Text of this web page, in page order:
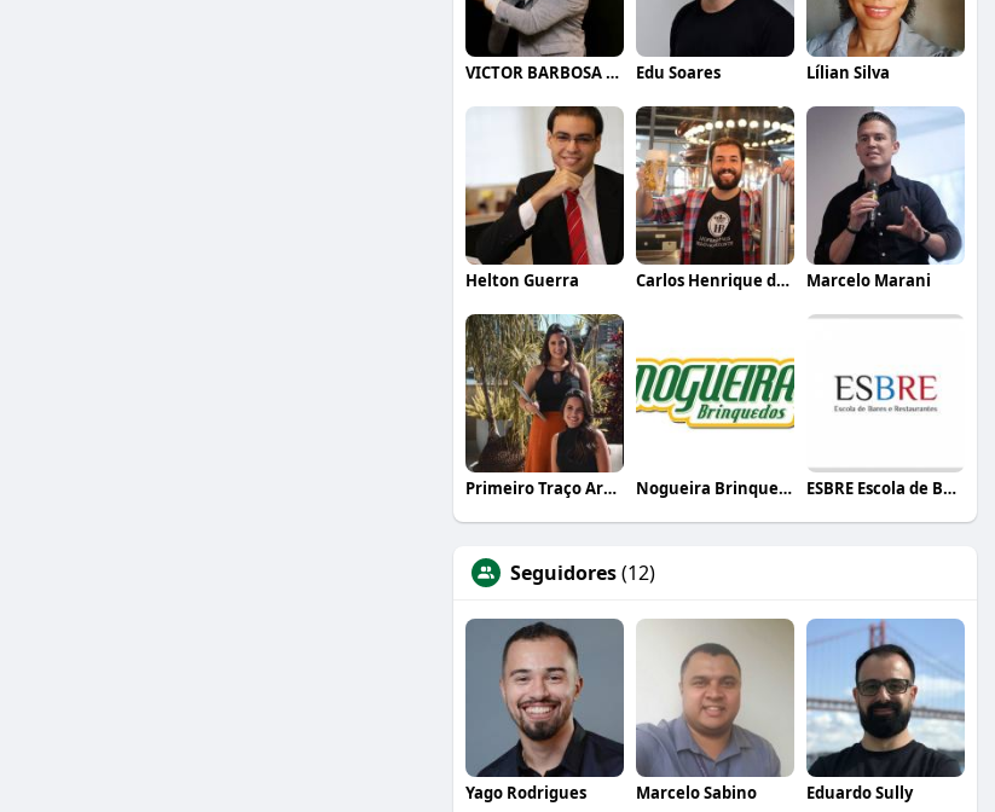
VICTOR BARBOSA QUARANTA Edu Soares Lílian Silva
Helton Guerra Carlos Henrique de Faria Vasconcelos Marcelo Marani
Primeiro Traço Arquitetura Nogueira Brinquedos ESBRE Escola de Bares e Restaurantes
Seguidores(12)
Yago Rodrigues Marcelo Sabino Eduardo Sully